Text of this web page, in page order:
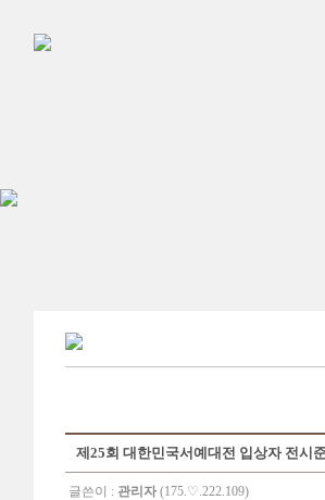
제25회 대한민국서예대전 입상자 전시
글쓴이 : 관리자 (175.♡.222.109)